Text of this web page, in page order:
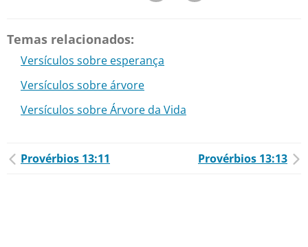
Temas relacionados:
Versículos sobre esperança
Versículos sobre árvore
Versículos sobre Árvore da Vida
Provérbios 13:11 Provérbios 13:13